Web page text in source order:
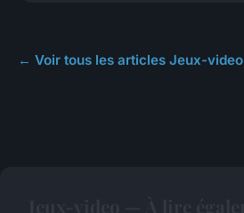
← Voir tous les articles Jeux-video